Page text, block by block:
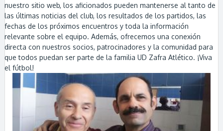
nuestro sitio web, los aficionados pueden mantenerse al tanto de
las últimas noticias del club, los resultados de los partidos, las
fechas de los próximos encuentros y toda la información
relevante sobre el equipo. Además, ofrecemos una conexión
directa con nuestros socios, patrocinadores y la comunidad para
que todos puedan ser parte de la familia UD Zafra Atlético. ¡Viva
el fútbol!